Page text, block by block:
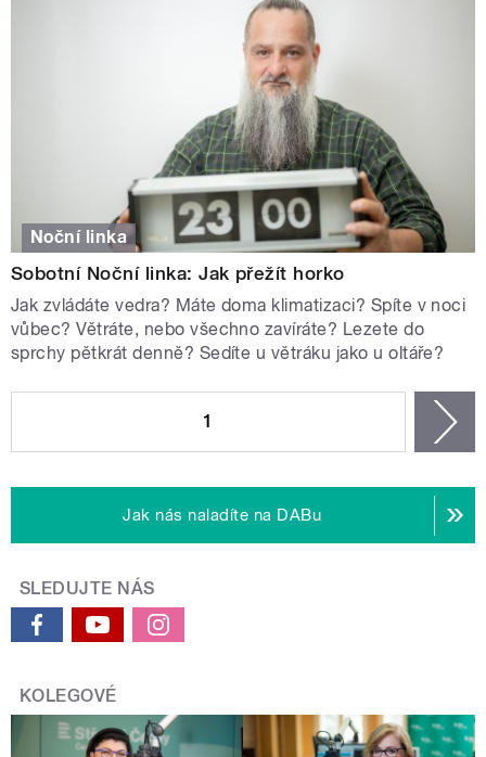
Noční linka
Sobotní Noční linka: Jak přežít horko
Jak zvládáte vedra? Máte doma klimatizaci? Spíte v noci
vůbec? Větráte, nebo všechno zavíráte? Lezete do
sprchy pětkrát denně? Sedíte u větráku jako u oltáře?
1
Jak nás naladíte na DABu
SLEDUJTE NÁS
KOLEGOVÉ